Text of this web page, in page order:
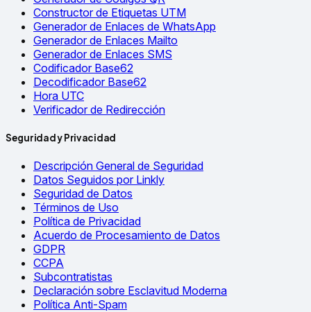
Constructor de Etiquetas UTM
Generador de Enlaces de WhatsApp
Generador de Enlaces Mailto
Generador de Enlaces SMS
Codificador Base62
Decodificador Base62
Hora UTC
Verificador de Redirección
Seguridad y Privacidad
Descripción General de Seguridad
Datos Seguidos por Linkly
Seguridad de Datos
Términos de Uso
Política de Privacidad
Acuerdo de Procesamiento de Datos
GDPR
CCPA
Subcontratistas
Declaración sobre Esclavitud Moderna
Política Anti-Spam